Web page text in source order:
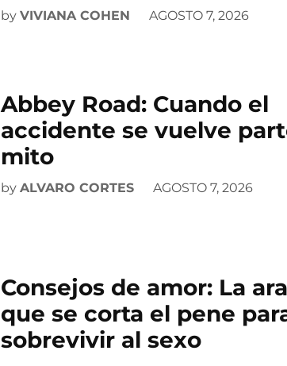
by VIVIANA COHEN AGOSTO 7, 2026
Abbey Road: Cuando el
accidente se vuelve
mito
by ALVARO CORTES AGOSTO 7, 2026
Consejos de amor: La
que se corta el pene
sobrevivir al sexo